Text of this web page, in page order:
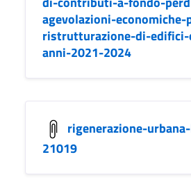
agevolazioni-
ristrutturazione-di-
anni-2021-2024
rigenerazione-
21019